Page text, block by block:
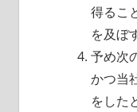
得るこ
を及ぼ
予め次
かつ当
をした